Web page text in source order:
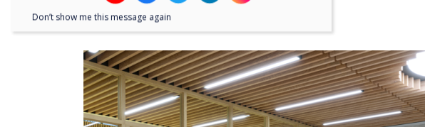
Don’t show me this message again